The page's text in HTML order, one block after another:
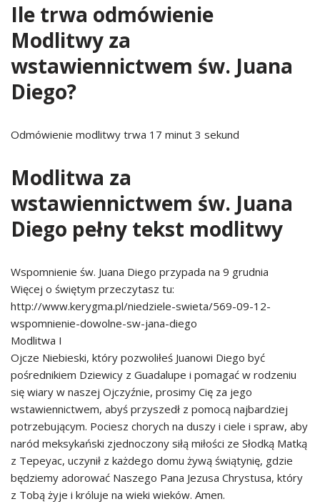
Ile trwa odmówienie
Modlitwy za
wstawiennictwem św. Juana
Diego?
Odmówienie modlitwy trwa 17 minut 3 sekund
Modlitwa za
wstawiennictwem św. Juana
Diego pełny tekst modlitwy
Wspomnienie św. Juana Diego przypada na 9 grudnia
Więcej o świętym przeczytasz tu:
http://www.kerygma.pl/niedziele-swieta/569-09-12-
wspomnienie-dowolne-sw-jana-diego
Modlitwa I
Ojcze Niebieski, który pozwoliłeś Juanowi Diego być
pośrednikiem Dziewicy z Guadalupe i pomagać w rodzeniu
się wiary w naszej Ojczyźnie, prosimy Cię za jego
wstawiennictwem, abyś przyszedł z pomocą najbardziej
potrzebującym. Pociesz chorych na duszy i ciele i spraw, aby
naród meksykański zjednoczony siłą miłości ze Słodką Matką
z Tepeyac, uczynił z każdego domu żywą świątynię, gdzie
będziemy adorować Naszego Pana Jezusa Chrystusa, który
z Tobą żyje i króluje na wieki wieków. Amen.